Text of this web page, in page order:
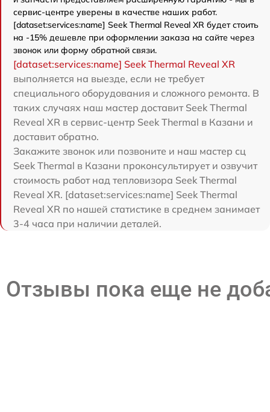
сервис-центре уверены в качестве наших работ.
[dataset:services:name] Seek Thermal Reveal XR будет стоить
на -15% дешевле при оформлении заказа на сайте через
звонок или форму обратной связи.
[dataset:services:name] Seek Thermal Reveal XR
выполняется на выезде, если не требует
специального оборудования и сложного ремонта. В
таких случаях наш мастер доставит Seek Thermal
Reveal XR в сервис-центр Seek Thermal в Казани и
доставит обратно.
Закажите звонок или позвоните и наш мастер сц
Seek Thermal в Казани проконсультирует и озвучит
стоимость работ над тепловизора Seek Thermal
Reveal XR. [dataset:services:name] Seek Thermal
Reveal XR по нашей статистике в среднем занимает
3-4 часа при наличии деталей.
Отзывы пока еще не